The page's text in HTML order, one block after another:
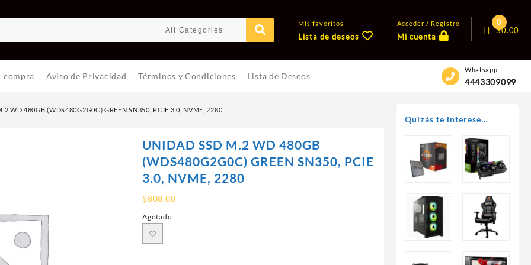
Mis favoritos
Lista de deseos
Acceder / Registro
Mi cuenta
0
$0.00
compra Aviso de Privacidad Términos y Condiciones Lista de Deseos
Whatsapp
4443309099
WD 480GB (WDS480G2G0C) GREEN SN350, PCIE 3.0, NVME, 2280
UNIDAD SSD M.2 WD 480GB
(WDS480G2G0C) GREEN SN350, PCIE
3.0, NVME, 2280
$808.00
Agotado
Quízás te interese…